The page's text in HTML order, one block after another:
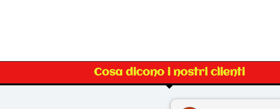
Cosa dicono i nostri clienti